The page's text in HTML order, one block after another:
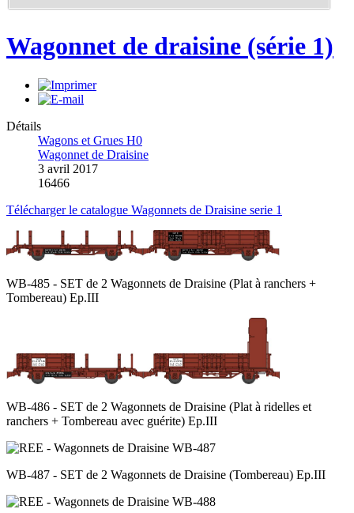
Wagonnet de draisine (série 1)
Détails
Wagons et Grues H0
Wagonnet de Draisine
3 avril 2017
16466
Télécharger le catalogue Wagonnets de Draisine serie 1
WB-485 - SET de 2 Wagonnets de Draisine (Plat à ranchers +
Tombereau) Ep.III
WB-486 - SET de 2 Wagonnets de Draisine (Plat à ridelles et
ranchers + Tombereau avec guérite) Ep.III
WB-487 - SET de 2 Wagonnets de Draisine (Tombereau) Ep.III